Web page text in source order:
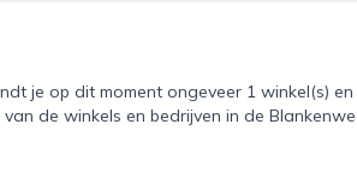
je op dit moment ongeveer 1 winkel(s) en
de winkels en bedrijven in de